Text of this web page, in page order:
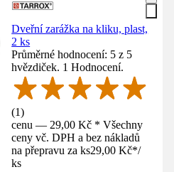
Dveřní zarážka na kliku, plast,
2 ks
Průměrné hodnocení: 5 z 5
hvězdiček. 1 Hodnocení.
(1)
cenu — 29,00 Kč * Všechny
ceny vč. DPH a bez nákladů
na přepravu za ks29,00 Kč*/
ks